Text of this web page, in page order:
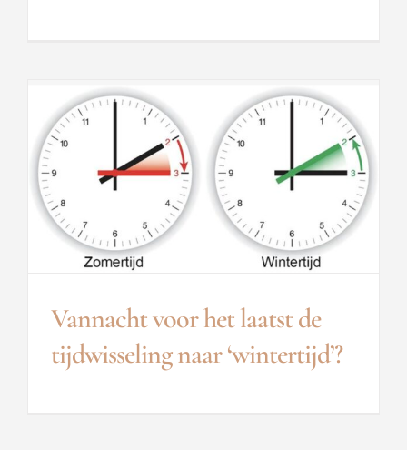
Vannacht voor het laatst de
tijdwisseling naar ‘wintertijd’?